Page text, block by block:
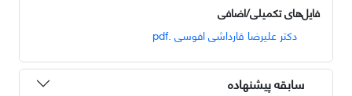
فایل‌های تکمیلی/اضافی
دکتر علیرضا قارداشی افوسی .pdf
سابقه پیشنهاده